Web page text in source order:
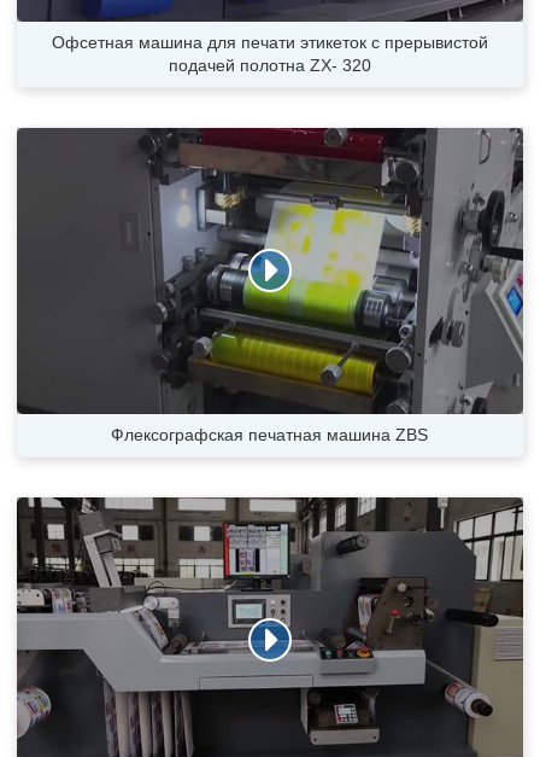
Офсетная машина для печати этикеток c прерывистой
подачей полотна ZX- 320
Флексографская печатная машина ZBS